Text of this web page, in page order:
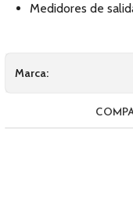
Medidores de
Marca: